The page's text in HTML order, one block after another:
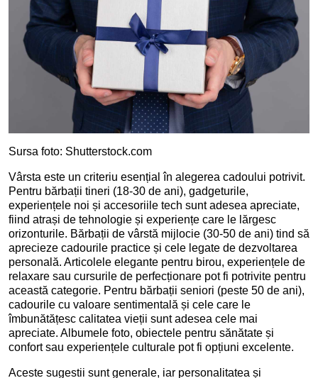
Sursa foto: Shutterstock.com
Vârsta este un criteriu esențial în alegerea cadoului potrivit.
Pentru bărbații tineri (18-30 de ani), gadgeturile,
experiențele noi și accesoriile tech sunt adesea apreciate,
fiind atrași de tehnologie și experiențe care le lărgesc
orizonturile. Bărbații de vârstă mijlocie (30-50 de ani) tind să
aprecieze cadourile practice și cele legate de dezvoltarea
personală. Articolele elegante pentru birou, experiențele de
relaxare sau cursurile de perfecționare pot fi potrivite pentru
această categorie. Pentru bărbații seniori (peste 50 de ani),
cadourile cu valoare sentimentală și cele care le
îmbunătățesc calitatea vieții sunt adesea cele mai
apreciate. Albumele foto, obiectele pentru sănătate și
confort sau experiențele culturale pot fi opțiuni excelente.
Aceste sugestii sunt generale, iar personalitatea și